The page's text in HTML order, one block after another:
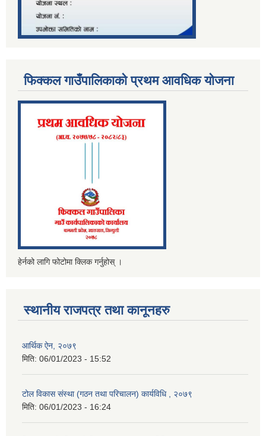
फिक्कल गाउँपालिकाको प्रथम आवधिक योजना
हेर्नको लागि फोटोमा क्लिक गर्नुहोस् ।
स्थानीय राजपत्र तथा कानूनहरु
आर्थिक ऐन, २०७९
मिति: 06/01/2023 - 15:52
टोल विकास संस्था (गठन तथा परिचालन) कार्यविधि , २०७९
मिति: 06/01/2023 - 16:24